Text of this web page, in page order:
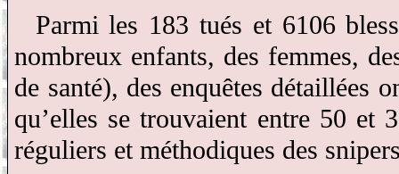
Parmi les 183 tués et 6106
nombreux enfants, des femmes,
de santé), des enquêtes détaillées
qu’elles se trouvaient entre 50 et
réguliers et méthodiques des